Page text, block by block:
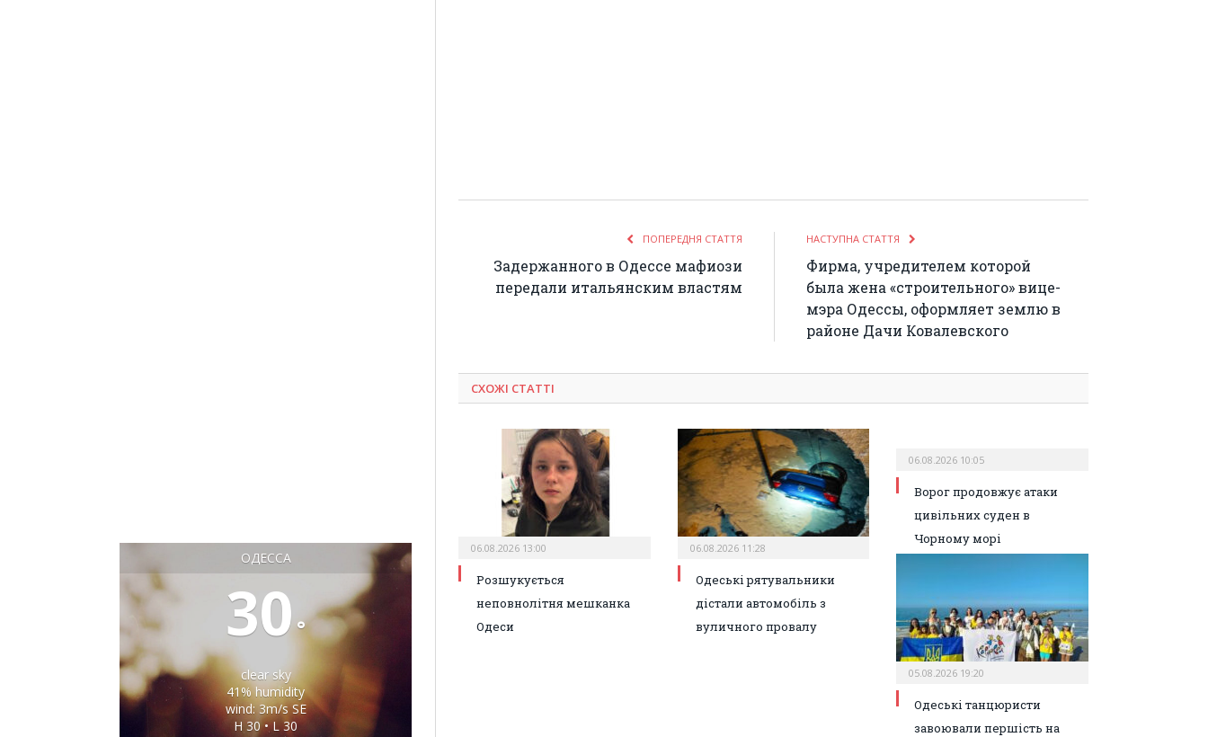
ОДЕССА
30°
clear sky
41% humidity
wind: 3m/s SE
H 30 • L 30
ПОПЕРЕДНЯ СТАТТЯ
Задержанного в Одессе мафиози
передали итальянским властям
НАСТУПНА СТАТТЯ
Фирма, учредителем которой
была жена «строительного» вице-
мэра Одессы, оформляет землю в
районе Дачи Ковалевского
СХОЖІ СТАТТІ
06.08.2026 13:00
Розшукується
неповнолітня мешканка
Одеси
06.08.2026 11:28
Одеські рятувальники
дістали автомобіль з
вуличного провалу
06.08.2026 10:05
Ворог продовжує атаки
цивільних суден в
Чорному морі
05.08.2026 19:20
Одеські танцюристи
завоювали першість на